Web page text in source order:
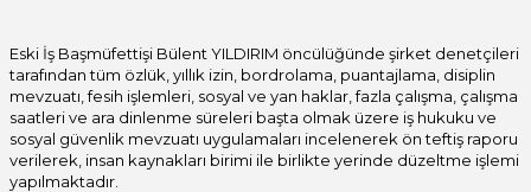
Eski İş Başmüfettişi Bülent YILDIRIM öncülüğünde şirket denetçileri
tarafından tüm özlük, yıllık izin, bordrolama, puantajlama, disiplin
mevzuatı, fesih işlemleri, sosyal ve yan haklar, fazla çalışma, çalışma
saatleri ve ara dinlenme süreleri başta olmak üzere iş hukuku ve
sosyal güvenlik mevzuatı uygulamaları incelenerek ön teftiş raporu
verilerek, insan kaynakları birimi ile birlikte yerinde düzeltme işlemi
yapılmaktadır.